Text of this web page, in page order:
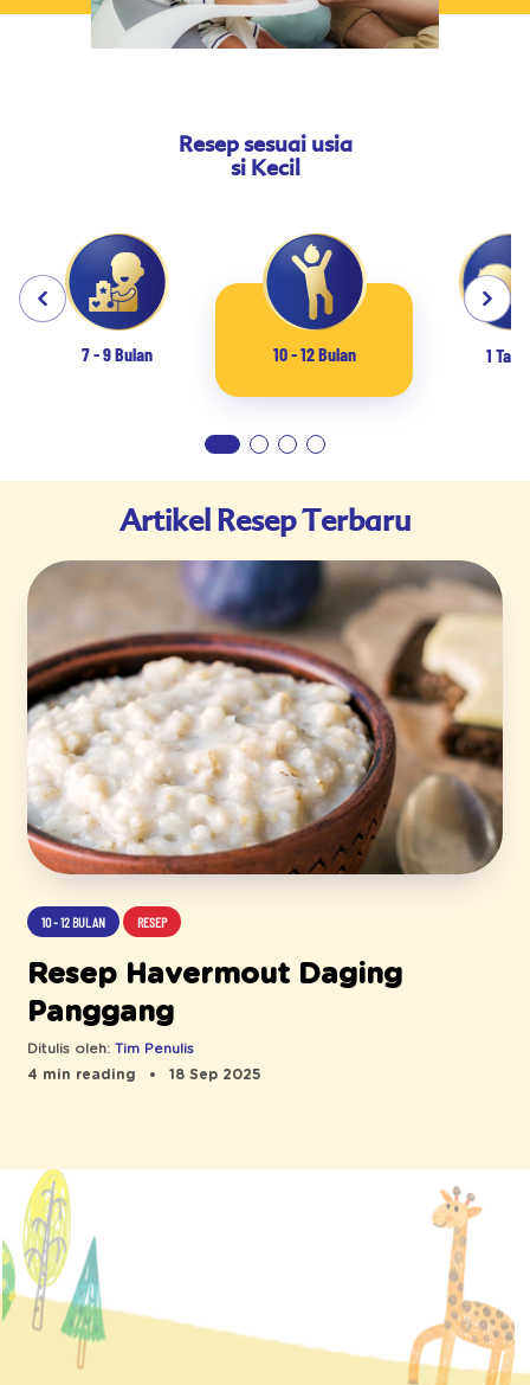
Resep sesuai usia
si Kecil
7 - 9 Bulan 10 - 12 Bulan 1
Artikel Resep Terbaru
10 - 12 BULAN RESEP
Resep Havermout Daging
Panggang
Ditulis oleh: Tim Penulis
4 min reading
18 Sep 2025